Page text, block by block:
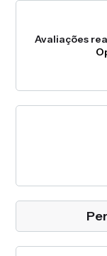
Avaliações